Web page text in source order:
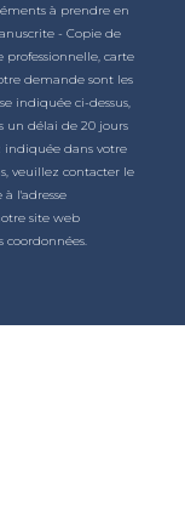
à prendre en
- Copie de
professionnelle, carte
demande sont les
indiquée ci-dessus,
un délai de 20 jours
indiquée dans votre
veuillez contacter le
l'adresse
site web
coordonnées.